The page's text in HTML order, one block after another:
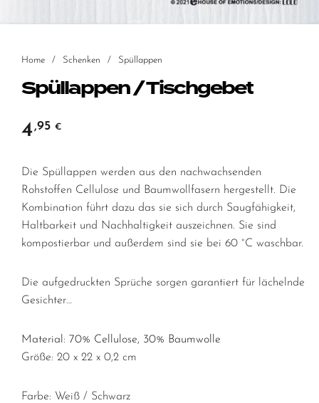
Home / Schenken / Spüllappen
Spüllappen / Tischgebet
4,95 €
Die Spüllappen werden aus den nachwachsenden
Rohstoffen Cellulose und Baumwollfasern hergestellt. Die
Kombination führt dazu das sie sich durch Saugfähigkeit,
Haltbarkeit und Nachhaltigkeit auszeichnen. Sie sind
kompostierbar und außerdem sind sie bei 60 °C waschbar.
Die aufgedruckten Sprüche sorgen garantiert für lächelnde
Gesichter…
Material: 70% Cellulose, 30% Baumwolle
Größe: 20 x 22 x 0,2 cm
Farbe: Weiß / Schwarz